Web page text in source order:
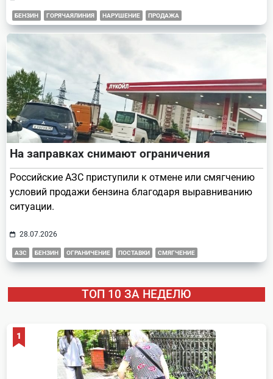
БЕНЗИН ГОРЯЧАЯЛИНИЯ НАРУШЕНИЕ ПРОДАЖА
На заправках снимают ограничения
Российские АЗС приступили к отмене или смягчению
условий продажи бензина благодаря выравниванию
ситуации.
28.07.2026
АЗС БЕНЗИН ОГРАНИЧЕНИЕ ПОСТАВКИ СМЯГЧЕНИЕ
ТОП 10 ЗА НЕДЕЛЮ